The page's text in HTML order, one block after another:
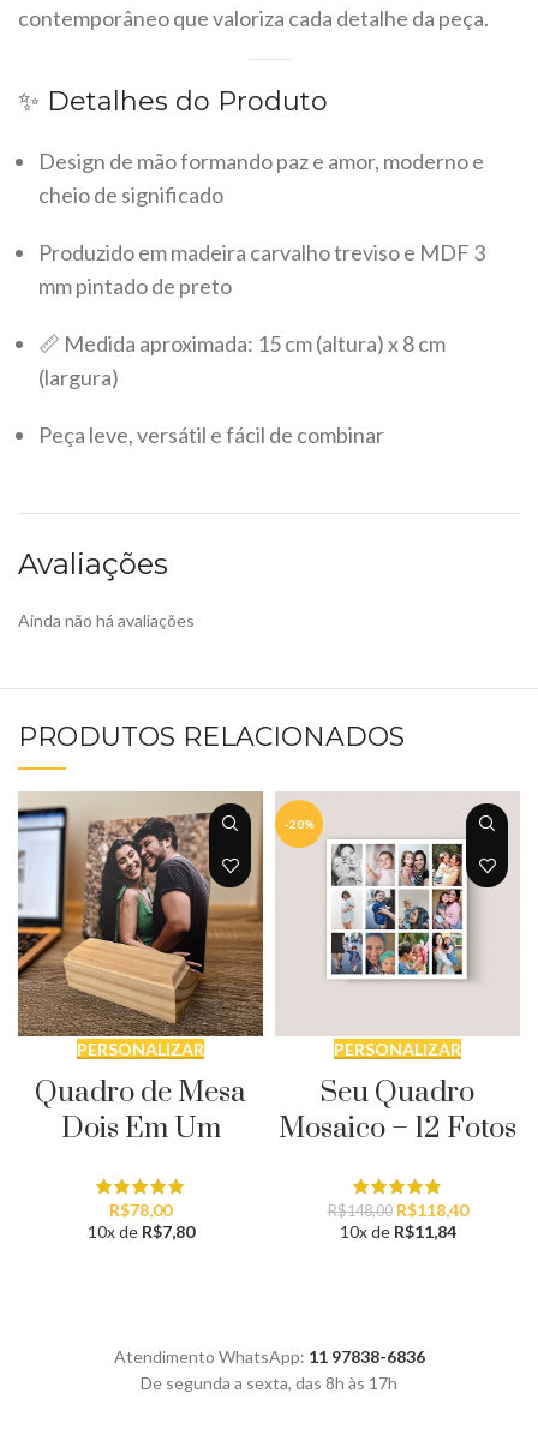
contemporâneo que valoriza cada detalhe da peça.
✨ Detalhes do Produto
Design de mão formando paz e amor, moderno e
cheio de significado
Produzido em madeira carvalho treviso e MDF 3
mm pintado de preto
📏 Medida aproximada: 15 cm (altura) x 8 cm
(largura)
Peça leve, versátil e fácil de combinar
Avaliações
Ainda não há avaliações
PRODUTOS RELACIONADOS
PERSONALIZAR
Quadro de Mesa
Dois Em Um
R$78,00
10x de R$7,80
-20%
PERSONALIZAR
Seu Quadro
Mosaico – 12 Fotos
R$148,00 O
preço
R$118,40O
10x de R$11,84
Atendimento WhatsApp: 11 97838-6836
De segunda a sexta, das 8h às 17h